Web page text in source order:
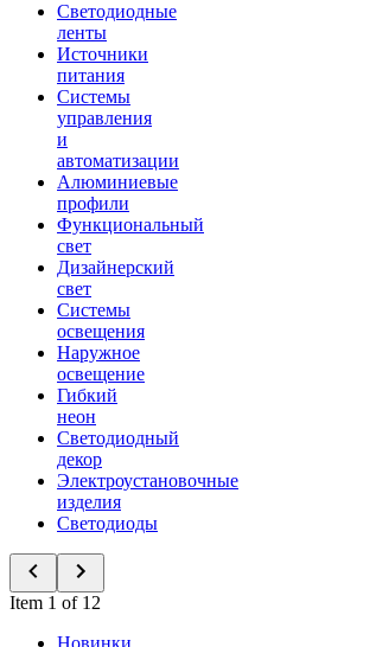
Светодиодные
ленты
Источники
питания
Системы
управления
и
автоматизации
Алюминиевые
профили
Функциональный
свет
Дизайнерский
свет
Системы
освещения
Наружное
освещение
Гибкий
неон
Светодиодный
декор
Электроустановочные
изделия
Светодиоды
Item 1 of 12
Новинки